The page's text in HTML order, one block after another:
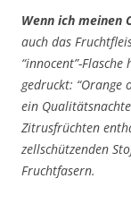
Wenn ich meinen
auch das
“innocent”-
gedruckt: “Orange
ein
Zitrusfrüchten
zellschützenden
Fruchtfasern.